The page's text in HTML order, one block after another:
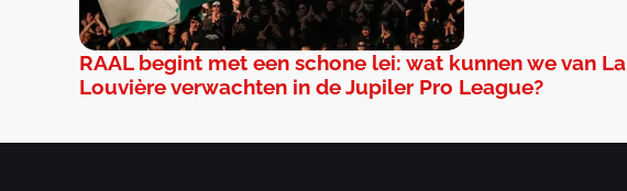
RAAL begint met een schone lei: wat kunnen we van La
Louvière verwachten in de Jupiler Pro League?